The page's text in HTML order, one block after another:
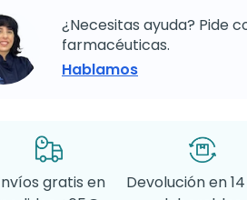
¿Necesitas ayuda? Pide
farmacéuticas.
Hablamos
gratis en
Devolución en